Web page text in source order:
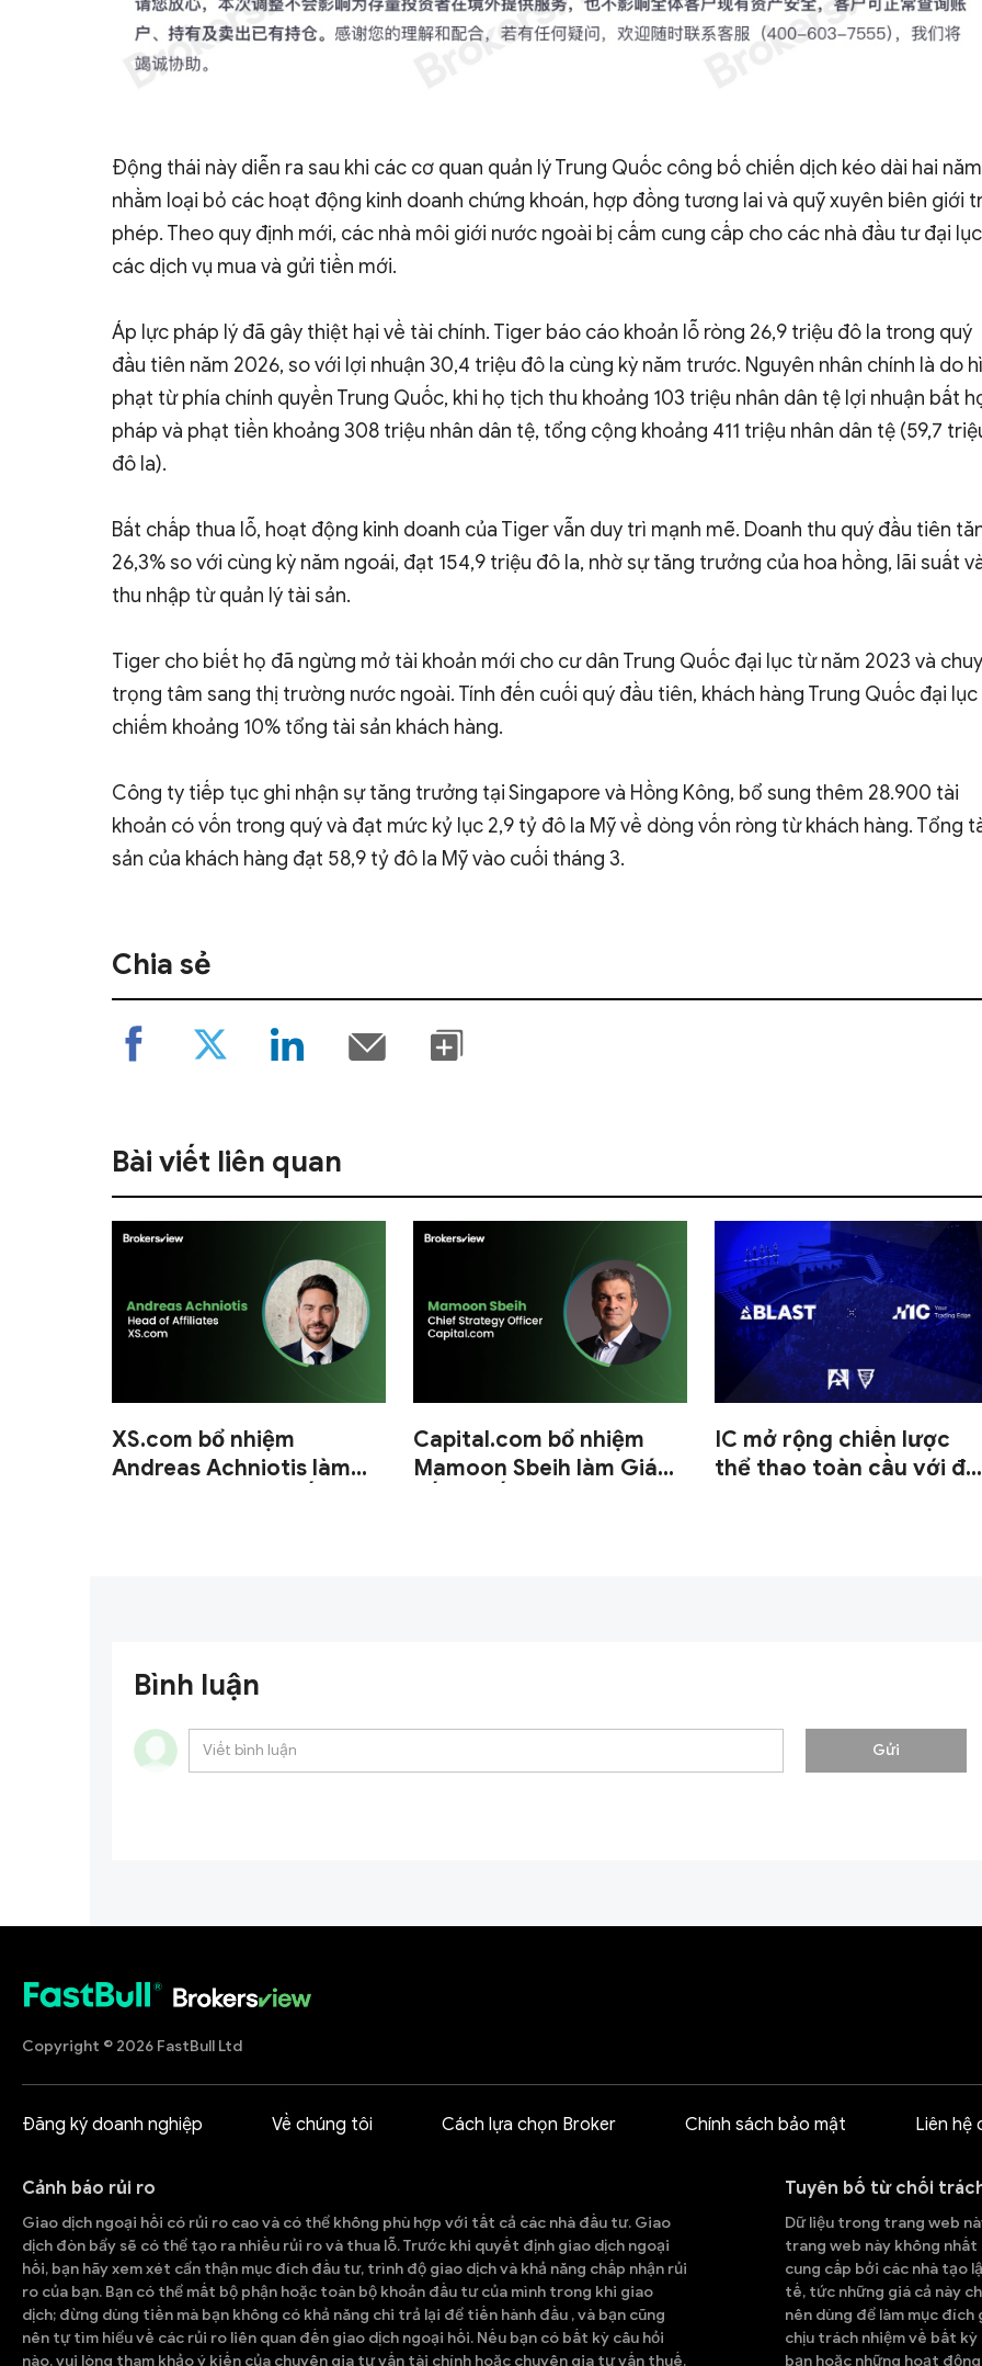
Động thái này diễn ra sau khi các cơ quan quản lý Trung Quốc công bố chiến dịch kéo dài hai năm
nhằm loại bỏ các hoạt động kinh doanh chứng khoán, hợp đồng tương lai và quỹ xuyên biên giới
phép. Theo quy định mới, các nhà môi giới nước ngoài bị cấm cung cấp cho các nhà đầu tư đại lục
các dịch vụ mua và gửi tiền mới.
Áp lực pháp lý đã gây thiệt hại về tài chính. Tiger báo cáo khoản lỗ ròng 26,9 triệu đô la trong quý
đầu tiên năm 2026, so với lợi nhuận 30,4 triệu đô la cùng kỳ năm trước. Nguyên nhân chính là do
phạt từ phía chính quyền Trung Quốc, khi họ tịch thu khoảng 103 triệu nhân dân tệ lợi nhuận bất
pháp và phạt tiền khoảng 308 triệu nhân dân tệ, tổng cộng khoảng 411 triệu nhân dân tệ (59,7
đô la).
Bất chấp thua lỗ, hoạt động kinh doanh của Tiger vẫn duy trì mạnh mẽ. Doanh thu quý đầu tiên
26,3% so với cùng kỳ năm ngoái, đạt 154,9 triệu đô la, nhờ sự tăng trưởng của hoa hồng, lãi suất
thu nhập từ quản lý tài sản.
Tiger cho biết họ đã ngừng mở tài khoản mới cho cư dân Trung Quốc đại lục từ năm 2023 và
trọng tâm sang thị trường nước ngoài. Tính đến cuối quý đầu tiên, khách hàng Trung Quốc đại lục
chiếm khoảng 10% tổng tài sản khách hàng.
Công ty tiếp tục ghi nhận sự tăng trưởng tại Singapore và Hồng Kông, bổ sung thêm 28.900 tài
khoản có vốn trong quý và đạt mức kỷ lục 2,9 tỷ đô la Mỹ về dòng vốn ròng từ khách hàng. Tổng
sản của khách hàng đạt 58,9 tỷ đô la Mỹ vào cuối tháng 3.
Chia sẻ
Bài viết liên quan
XS.com bổ nhiệm
Andreas Achniotis làm
Capital.com bổ nhiệm
Mamoon Sbeih làm Giám
IC mở rộng chiến lược
thể thao toàn cầu với
Bình luận
Gửi
Copyright © 2026 FastBull Ltd
Đăng ký doanh nghiệp Về chúng tôi Cách lựa chọn Broker Chính sách bảo mật Liên hệ
Cảnh báo rủi ro
Giao dịch ngoại hối có rủi ro cao và có thể không phù hợp với tất cả các nhà đầu tư. Giao
dịch đòn bẩy sẽ có thể tạo ra nhiều rủi ro và thua lỗ. Trước khi quyết định giao dịch ngoại
hối, bạn hãy xem xét cẩn thận mục đích đầu tư, trình độ giao dịch và khả năng chấp nhận rủi
ro của bạn. Bạn có thể mất bộ phận hoặc toàn bộ khoản đầu tư của mình trong khi giao
dịch; đừng dùng tiền mà bạn không có khả năng chi trả lại để tiến hành đầu , và bạn cũng
nên tự tìm hiểu về các rủi ro liên quan đến giao dịch ngoại hối. Nếu bạn có bất kỳ câu hỏi
nào, vui lòng tham khảo ý kiến của chuyên gia tư vấn tài chính hoặc chuyên gia tư vấn thuế.
Tuyên bố từ chối
Dữ liệu trong trang web
trang web này không
cung cấp bởi các nhà tạo
tế, tức những giá cả này
nên dùng để làm mục
chịu trách nhiệm về bất
bạn hoặc những hoạt